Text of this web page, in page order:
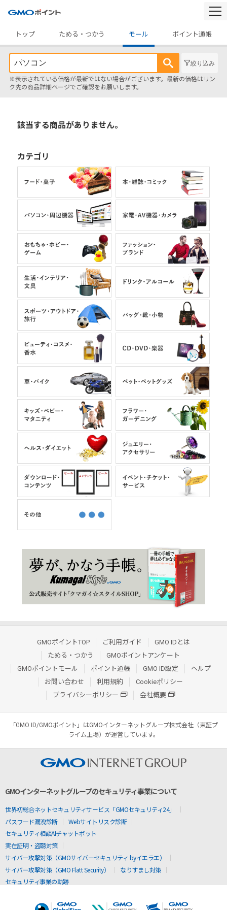
トップ
ためる・つかう モール ポイント通帳
絞り込み
※表示されている価格が最新ではない場合がございます。最新の価格はリン
ク先の商品詳細ページでご確認をお願いします。
該当する商品がありません。
カテゴリ
GMOポイントTOP ご利用ガイド
GMO IDとは
ためる・つかう
GMOポイントアンケート
GMOポイントモール
ポイント通帳 GMO ID設定
ヘルプ
お問い合わせ
利用規約
Cookieポリシー
プライバシーポリシー
会社概要
「GMO ID/GMOポイント」はGMOインターネットグループ株式会社（東証プ
ライム上場）が運営しています。
GMOインターネットグループのセキュリティ事業について
世界初総合ネットセキュリティサービス「GMOセキュリティ24」
パスワード漏洩診断
Webサイトリスク診断
セキュリティ相談AIチャットボット
実在証明・盗聴対策
サイバー攻撃対策（GMOサイバーセキュリティ byイエラエ）
サイバー攻撃対策（GMO Flatt Security）
なりすまし対策
セキュリティ事業の軌跡